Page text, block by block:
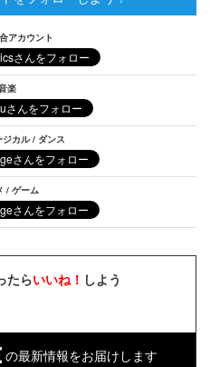
アカウント
楽
カル / ダンス
/ ゲーム
たらいいね！ しよう
の最新情報をお届けします